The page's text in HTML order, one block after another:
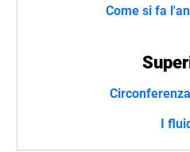
Come si fa
I